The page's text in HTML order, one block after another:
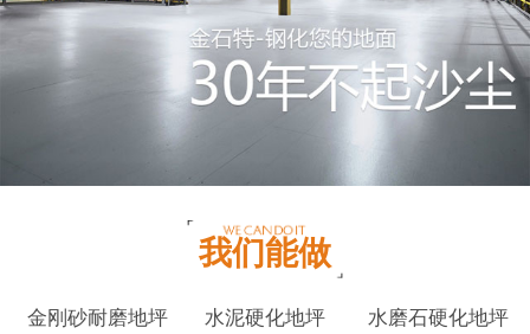
我们能做
金刚砂耐磨地坪 水泥硬化地坪
水磨石硬化地坪